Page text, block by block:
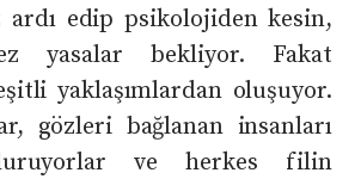
ardı edip psikolojiden kesin,
yasalar bekliyor. Fakat
yaklaşımlardan oluşuyor.
gözleri bağlanan insanları
ve herkes filin